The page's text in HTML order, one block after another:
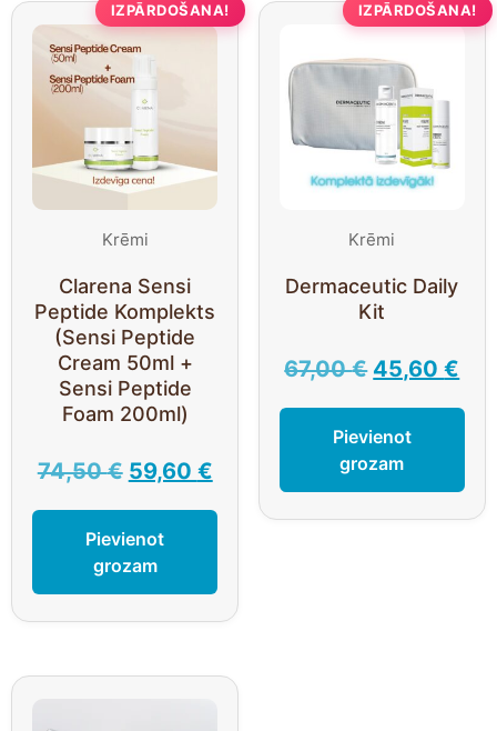
IZPĀRDOŠANA!
Krēmi
Clarena Sensi
Peptide Komplekts
(Sensi Peptide
Cream 50ml +
Sensi Peptide
Foam 200ml)
74,50€ 59,60 €
Pievienot
grozam
IZPĀRDOŠANA!
Krēmi
Dermaceutic Daily
Kit
67,00€ 45,60€
Pievienot
grozam